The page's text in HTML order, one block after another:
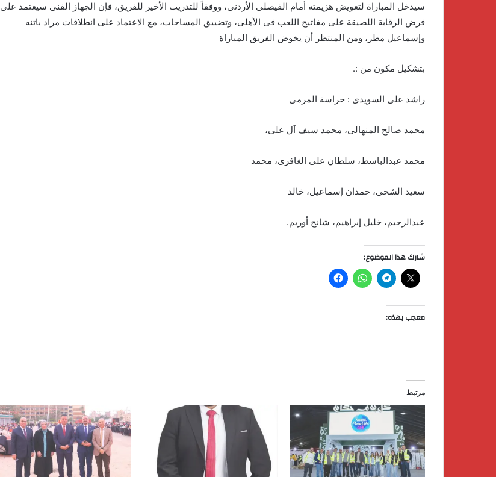
سيدخل المباراة لتعويض هزيمته أمام الفيصلى الأردنى، ووفقاً للتدريب الأخير للفريق، فإن الجهاز الفنى سيعتمد على
فرض الرقابة اللصيقة على مفاتيح اللعب فى الأهلى، وتضييق المساحات، مع الاعتماد على انطلاقات مراد باتنه
وإسماعيل مطر، ومن المنتظر أن يخوض الفريق المباراة
بتشكيل مكون من :.
راشد على السويدى : حراسة المرمى
محمد صالح المنهالى، محمد سيف آل على،
محمد عبدالباسط، سلطان على الغافرى، محمد
سعيد الشحى، حمدان إسماعيل، خالد
عبدالرحيم، خليل إبراهيم، شانج أوريم.
شارك هذا الموضوع:
معجب بهذه:
مرتبط